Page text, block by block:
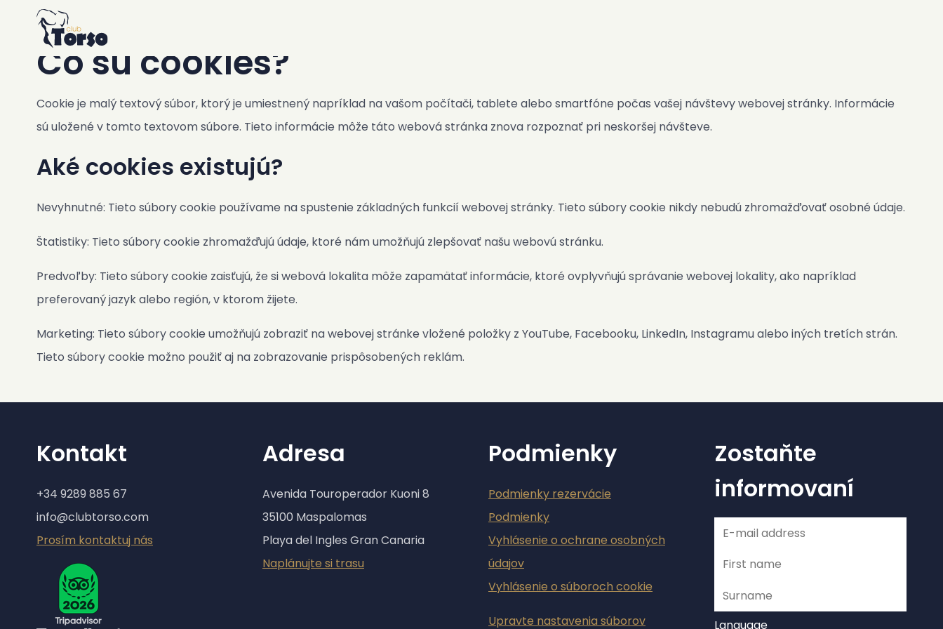
Ubytovanie
Rezort
Bazén a Jacuzzi
Bar a Bistro
Záhrada a Vonkajšie priestory
Kotolňa
Lokalita
Kniha návštev
FAQ
SK
DE
Dostupnosť a ceny
Home
Čo sú cookies?
Cookie je malý textový súbor, ktorý je umiestnený napríklad na vašom počítači, tablete alebo smartfóne počas vašej návštevy webovej stránky. Informácie
sú uložené v tomto textovom súbore. Tieto informácie môže táto webová stránka znova rozpoznať pri neskoršej návšteve.
Aké cookies existujú?
Nevyhnutné: Tieto súbory cookie používame na spustenie základných funkcií webovej stránky. Tieto súbory cookie nikdy nebudú zhromažďovať osobné údaje.
Štatistiky: Tieto súbory cookie zhromažďujú údaje, ktoré nám umožňujú zlepšovať našu webovú stránku.
Predvoľby: Tieto súbory cookie zaisťujú, že si webová lokalita môže zapamätať informácie, ktoré ovplyvňujú správanie webovej lokality, ako napríklad
preferovaný jazyk alebo región, v ktorom žijete.
Marketing: Tieto súbory cookie umožňujú zobraziť na webovej stránke vložené položky z YouTube, Facebooku, LinkedIn, Instagramu alebo iných tretích strán.
Tieto súbory cookie možno použiť aj na zobrazovanie prispôsobených reklám.
Kontakt
+34 9289 885 67
info@clubtorso.com
Prosím kontaktuj nás
Adresa
Avenida Touroperador Kuoni 8
35100 Maspalomas
Playa del Ingles Gran Canaria
Naplánujte si trasu
Podmienky
Podmienky rezervácie
Podmienky
Vyhlásenie o ochrane osobných
údajov
Vyhlásenie o súboroch cookie
Upravte nastavenia súborov
Zostaňte
informovaní
Language